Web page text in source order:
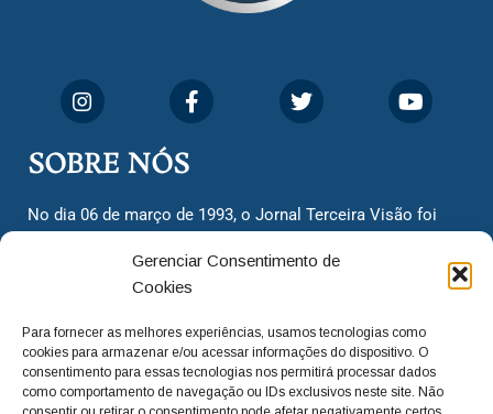
Gerenciar Consentimento de
Cookies
Para fornecer as melhores experiências, usamos tecnologias como
cookies para armazenar e/ou acessar informações do dispositivo. O
consentimento para essas tecnologias nos permitirá processar dados
como comportamento de navegação ou IDs exclusivos neste site. Não
SOBRE NÓS
No dia 06 de março de 1993, o Jornal Terceira Visão foi
cidadãos valinhenses, já que naquela época só existiam
dois jornais. Há mais de 30 anos, o jornal continua
com o foco de trazer as melhores notícias. Nunca
deixamos de lado as necessidades do cidadão, sempre
questionando os órgãos públicos em busca de melhorias